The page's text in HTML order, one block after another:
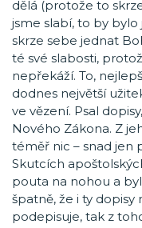
dělá (protože to
jsme slabí, to by
skrze sebe jednat
té své slabosti,
nepřekáží. To,
dodnes největší
ve vězení. Psal
Nového Zákona. Z
téměř nic – snad jen
Skutcích
pouta na nohou a
špatně, že i ty dopisy
podepisuje, tak z